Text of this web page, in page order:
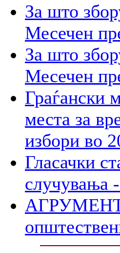
За што
Месечен
За што
Месечен
Граѓански
места за
избори во
Гласачки
случувања